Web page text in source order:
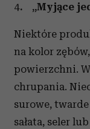
4. „Myjące
Niektóre
na kolor
powierzchni.
chrupania.
surowe,
sałata, seler